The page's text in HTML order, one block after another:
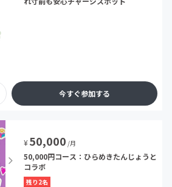
今すぐ参加する
¥50,000 /月
50,000円コース：ひらめきたんじょうと
コラボ
残り2名